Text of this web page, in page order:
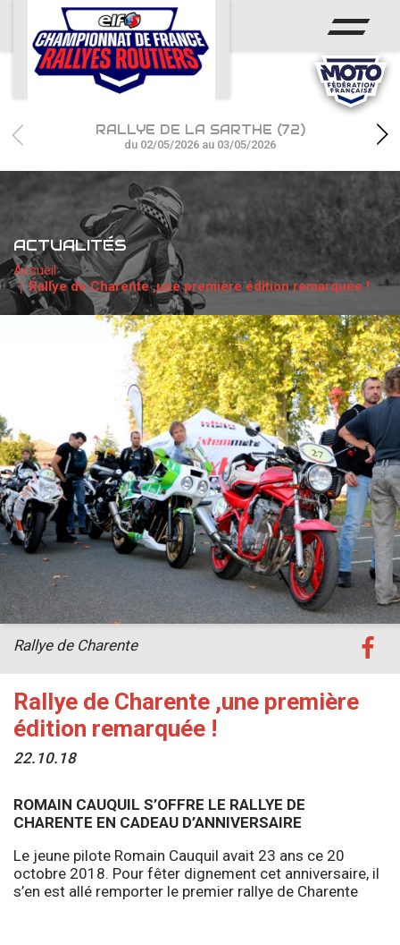
ACCUEIL
ACTUS
CALENDRIER
CHAMPIONNAT
RÉSULTATS
PHOTOS / WEB TV
PARTENAIRES
RALLYE DE LA SARTHE (72)
du 02/05/2026 au 03/05/2026
ACTUALITÉS
Accueil
Rallye de Charente ,une première édition remarquée !
Rallye de Charente ,une première
édition remarquée !
22.10.18
Rallye de Charente
ROMAIN CAUQUIL S’OFFRE LE RALLYE DE
CHARENTE EN CADEAU D’ANNIVERSAIRE
Le jeune pilote Romain Cauquil avait 23 ans ce 20
octobre 2018. Pour fêter dignement cet anniversaire, il
s’en est allé remporter le premier rallye de Charente